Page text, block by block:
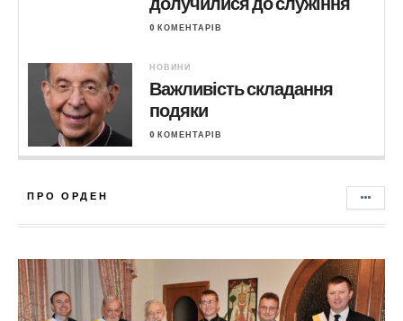
0 КОМЕНТАРІВ
НОВИНИ
Важливість складання
подяки
0 КОМЕНТАРІВ
ПРО ОРДЕН